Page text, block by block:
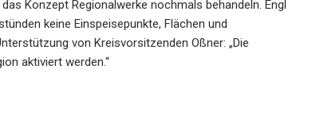
Konzept Regionalwerke nochmals behandeln. Engl
keine Einspeisepunkte, Flächen und
von Kreisvorsitzenden Oßner: „Die
aktiviert werden.“